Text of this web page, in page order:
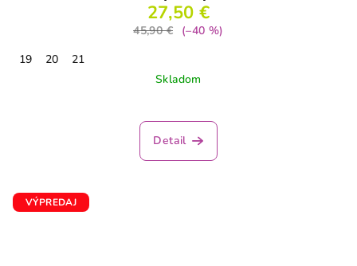
27,50 €
45,90 €
(–40 %)
19
20
21
Skladom
hodnotenie
produktu
Detail
VÝPREDAJ